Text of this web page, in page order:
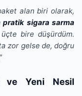
alan biri olarak,
pratik sigara sarma
bire düşürdüm.
zor gelse de, doğru
ve Yeni Nesil